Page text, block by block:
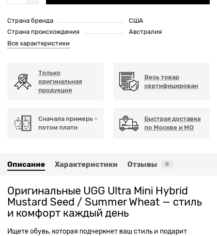
Страна бренда
США
Страна происхождения
Австралия
Все характеристики
Только
оригинальная
продукция
Весь товар
сертифицирован
Сначала примерь -
потом плати
Быстрая доставка
по Москве и МО
Описание Характеристики Отзывы 0
Оригинальные UGG Ultra Mini Hybrid
Mustard Seed / Summer Wheat — стиль
и комфорт каждый день
Ищете обувь, которая подчеркнет ваш стиль и подарит